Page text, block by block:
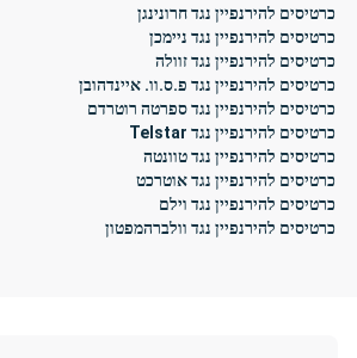
כרטיסים להירנפיין נגד חרונינגן
כרטיסים להירנפיין נגד ניימכן
כרטיסים להירנפיין נגד זוולה
כרטיסים להירנפיין נגד פ.ס.וו. איינדהובן
כרטיסים להירנפיין נגד ספרטה רוטרדם
כרטיסים להירנפיין נגד Telstar
כרטיסים להירנפיין נגד טוונטה
כרטיסים להירנפיין נגד אוטרכט
כרטיסים להירנפיין נגד וילם
כרטיסים להירנפיין נגד וולברהמפטון